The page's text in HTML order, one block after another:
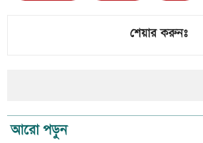
শেয়ার করুনঃ
আরো পড়ুন